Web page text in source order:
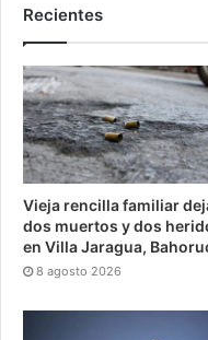
Recientes
Vieja rencilla familiar
dos muertos y dos
en Villa Jaragua,
8 agosto 2026